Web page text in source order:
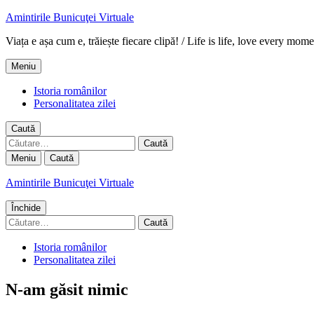
Amintirile Bunicuţei Virtuale
Viața e așa cum e, trăiește fiecare clipă! / Life is life, love every
Meniu
Istoria românilor
Personalitatea zilei
Caută
Caută
după:
Meniu Caută
Amintirile Bunicuţei Virtuale
Închide
Caută
după:
Istoria românilor
Personalitatea zilei
N-am găsit nimic